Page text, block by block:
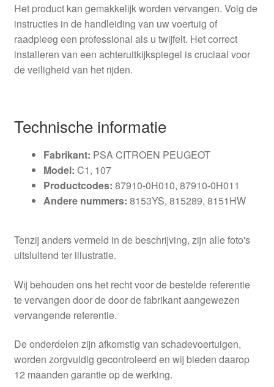
Het product kan gemakkelijk worden vervangen. Volg de
instructies in de handleiding van uw voertuig of
raadpleeg een professional als u twijfelt. Het correct
installeren van een achteruitkijkspiegel is cruciaal voor
de veiligheid van het rijden.
Technische informatie
Fabrikant: PSA CITROEN PEUGEOT
Model: C1, 107
Productcodes: 87910-0H010, 87910-0H011
Andere nummers: 8153YS, 815289, 8151HW
Tenzij anders vermeld in de beschrijving, zijn alle foto's
uitsluitend ter illustratie.
Wij behouden ons het recht voor de bestelde referentie
te vervangen door de door de fabrikant aangewezen
vervangende referentie.
De onderdelen zijn afkomstig van schadevoertuigen,
worden zorgvuldig gecontroleerd en wij bieden daarop
12 maanden garantie op de werking.